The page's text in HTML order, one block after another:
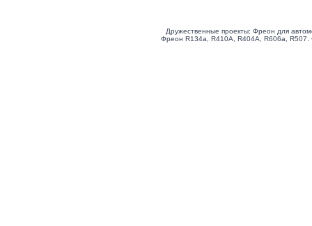
Дружественные проекты: Фреон для
Фреон R134a, R410A, R404A, R606a,